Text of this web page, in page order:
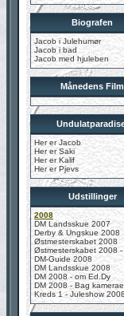
Biografen
Jacob i Julehumør
Jacob i bad
Jacob med hjuleben
Månedens Film
Her er Jacob
Her er Saki
Her er Kalif
Her er Pjevs
Udstillinger
2008
DM Landsskue 2007
Derby & Ungskue 2008
Østmesterskabet 2008
Østmesterskabet 2008 -
DM-Guide 2008
DM Landsskue 2008
DM 2008 - om Ed.Dy
DM 2008 - Bag
Kreds 1 - Juleshow 2008